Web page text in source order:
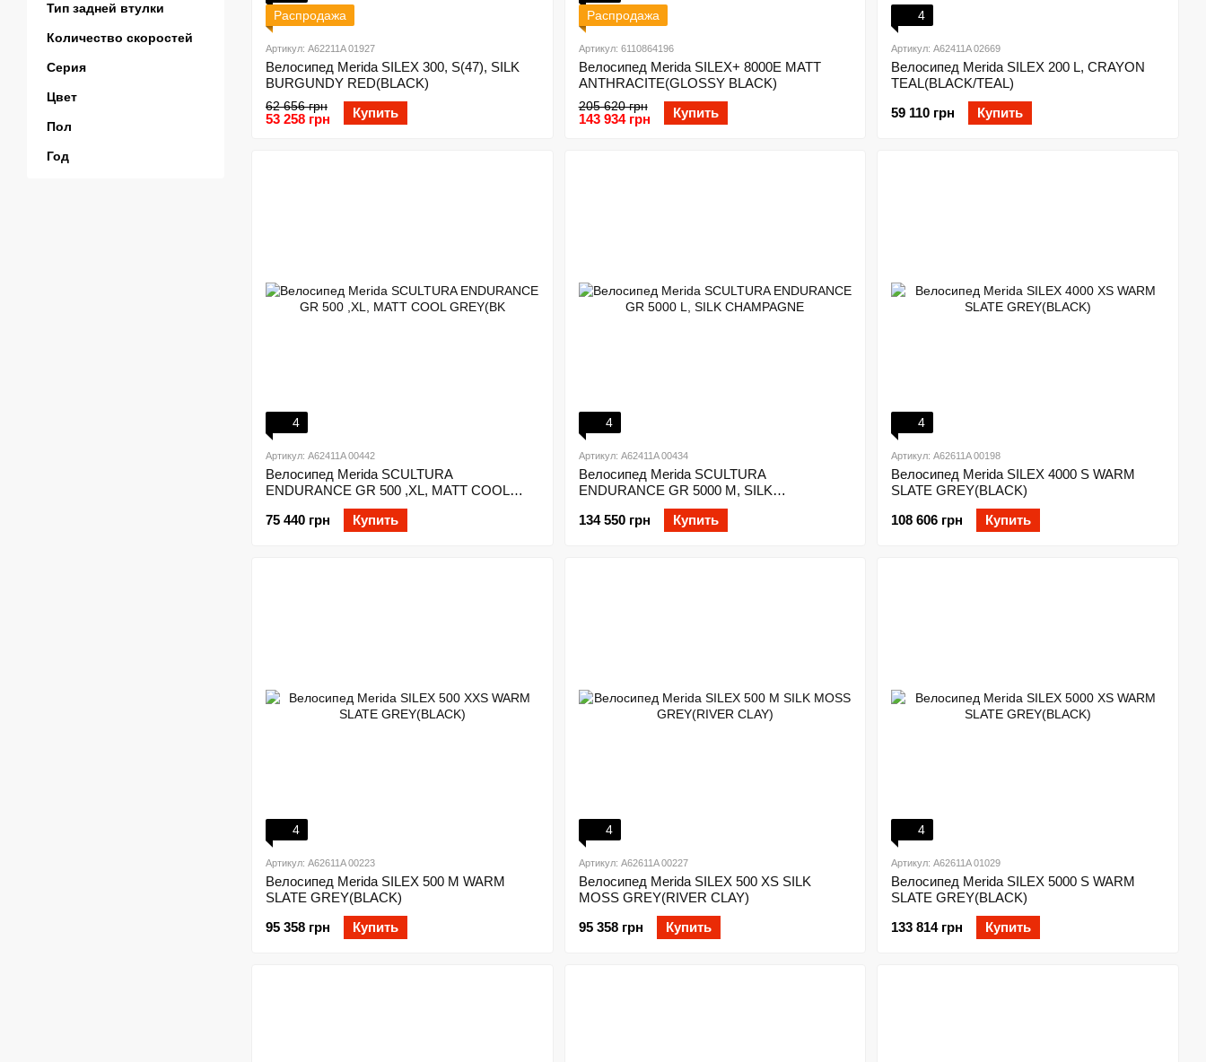
Распродажа
Артикул: A62211A 01927
Велосипед Merida SILEX 300, S(47), SILK
BURGUNDY RED(BLACK)
62 656 грн
53 258 грн Купить
Распродажа
Артикул: 6110864196
Велосипед Merida SILEX+ 8000E MATT
ANTHRACITE(GLOSSY BLACK)
205 620 грн
143 934 грн Купить
4
Артикул: A62411A 02669
Велосипед Merida SILEX 200 L, CRAYON
TEAL(BLACK/TEAL)
59 110 грн
Купить
4
Артикул: A62411A 00442
Велосипед Merida SCULTURA
ENDURANCE GR 500 ,XL, MATT COOL
75 440 грн
Купить
4
Артикул: A62411A 00434
Велосипед Merida SCULTURA
ENDURANCE GR 5000 M, SILK
CHAMPAGNE
134 550 грн
Купить
4
Артикул: A62611A 00198
Велосипед Merida SILEX 4000 S WARM
SLATE GREY(BLACK)
108 606 грн
Купить
4
Артикул: A62611A 00223
Велосипед Merida SILEX 500 M WARM
SLATE GREY(BLACK)
95 358 грн
Купить
4
Артикул: A62611A 00227
Велосипед Merida SILEX 500 XS SILK
MOSS GREY(RIVER CLAY)
95 358 грн
Купить
4
Артикул: A62611A 01029
Велосипед Merida SILEX 5000 S WARM
SLATE GREY(BLACK)
133 814 грн
Купить
Тип задней втулки
Количество скоростей
Серия
Цвет
Пол
Год